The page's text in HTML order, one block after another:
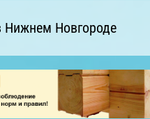
Новгороде